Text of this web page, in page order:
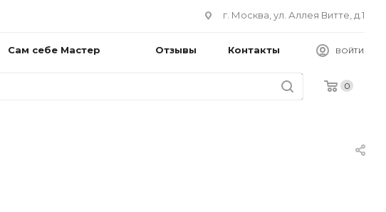
г. Москва, ул. Аллея Витте, д.1
Сам себе Мастер Отзывы Контакты ВОЙТИ
0